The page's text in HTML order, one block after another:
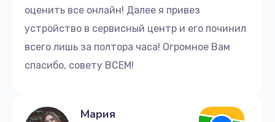
оценить все онлайн! Далее я привез
устройство в сервисный центр и его починил
всего лишь за полтора часа! Огромное Вам
спасибо, совету ВСЕМ!
Мария